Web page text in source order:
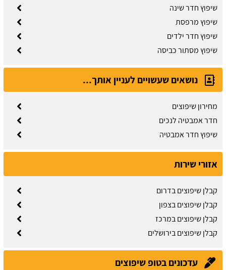
שיפוץ חדר שינה
שיפוץ מרפסת
שיפוץ חדר ילדים
שיפוץ מסתור כביסה
נושאים שעשויים לעניין אותך...
מחירון שיפוצים
חדר אמבטיה לנכים
שיפוץ חדר אמבטיה
אזורי שירות
קבלן שיפוצים בדרום
קבלן שיפוצים בצפון
קבלן שיפוצים במרכז
קבלן שיפוצים בירושלים
עדכונים בטופ שיפוצים
חוזה קבלן שלד:מידע והורדת הסכם מול קבלן שלד.